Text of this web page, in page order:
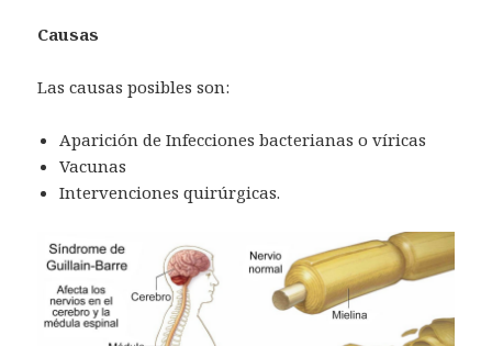
Causas
Las causas posibles son:
Aparición de Infecciones bacterianas o víricas
Vacunas
Intervenciones quirúrgicas.